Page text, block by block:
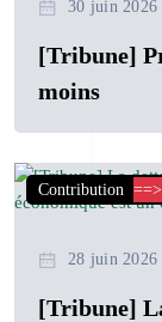
30 juin 2026
[Tribune]
moins
Contribution ==>
28 juin 2026
[Tribune]